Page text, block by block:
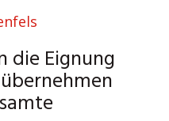
die Eignung